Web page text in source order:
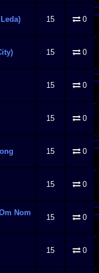
15 0
15 0
15 0
15 0
15 0
15 0
Nom
15 0
15 0